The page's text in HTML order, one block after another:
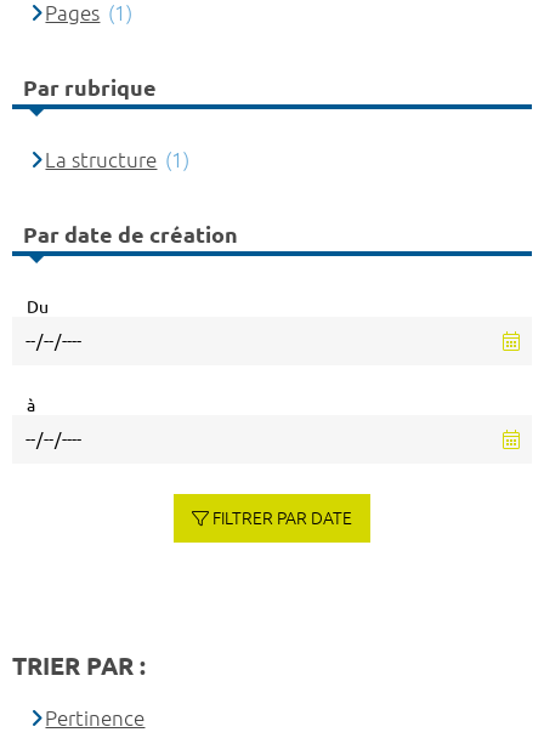
Pages (1)
Par rubrique
La structure (1)
Par date de création
Du
à
FILTRER PAR DATE
TRIER PAR :
Pertinence